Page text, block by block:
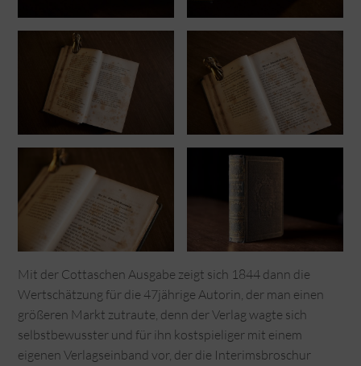
Mit der Cottaschen Ausgabe zeigt sich 1844 dann die
Wertschätzung für die 47jährige Autorin, der man einen
größeren Markt zutraute, denn der Verlag wagte sich
selbstbewusster und für ihn kostspieliger mit einem
eigenen Verlagseinband vor, der die Interimsbroschur